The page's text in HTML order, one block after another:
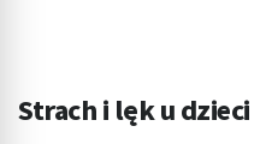
Strach i lęk u dzieci